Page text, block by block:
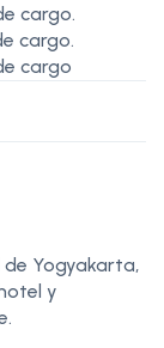
cargo.
cargo.
cargo
Yogyakarta,
y